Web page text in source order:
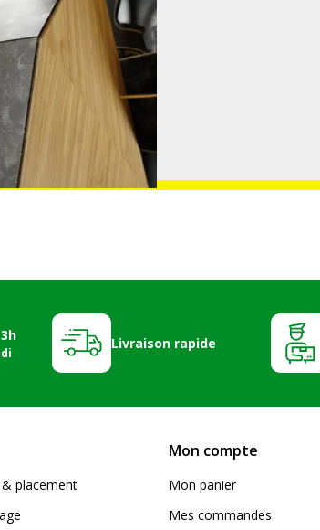
Livraison rapide
placement
Mon compte
Mon panier
Mes commandes